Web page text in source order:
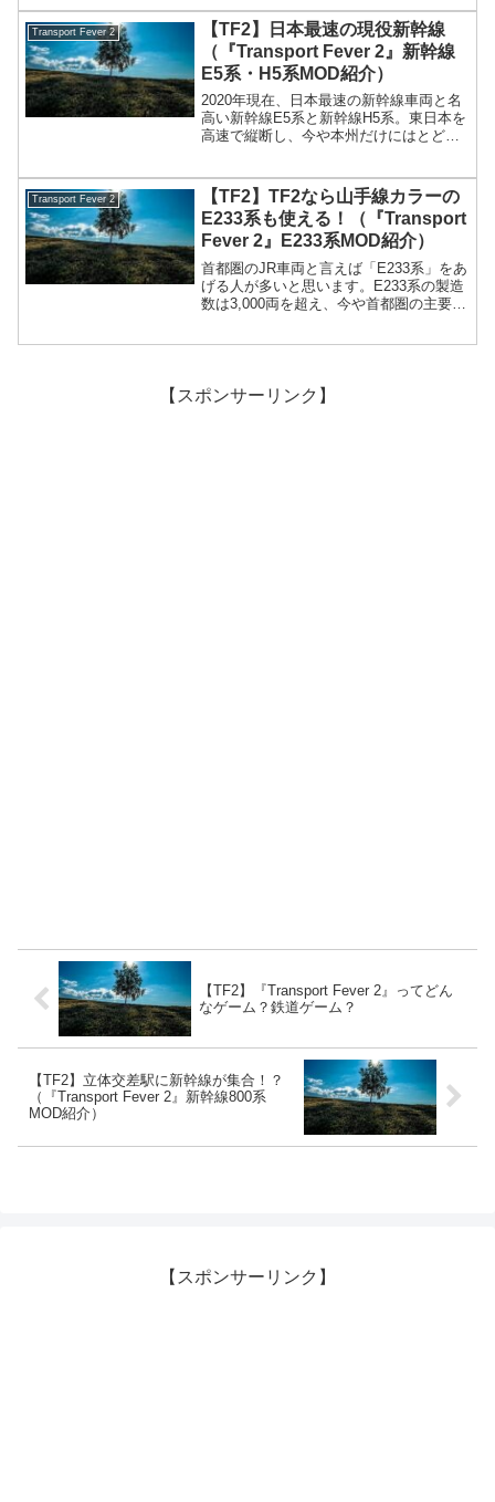
新幹線区間では引退しており、山陽新幹
線区間でこだま...
Transport Fever 2
【TF2】日本最速の現役新幹線
（『Transport Fever 2』新幹線
E5系・H5系MOD紹介）
2020年現在、日本最速の新幹線車両と名
高い新幹線E5系と新幹線H5系。東日本を
高速で縦断し、今や本州だけにはとどま
クラスのグランクラスも備え、速さと快
適さを兼ね備えて...
Transport Fever 2
【TF2】TF2なら山手線カラーの
E233系も使える！（『Transport
Fever 2』E233系MOD紹介）
首都圏のJR車両と言えば「E233系」をあ
げる人が多いと思います。E233系の製造
数は3,000両を超え、今や首都圏の主要駅
【スポンサーリンク】
【TF2】『Transport Fever 2』ってどん
なゲーム？鉄道ゲーム？
【TF2】立体交差駅に新幹線が集合！？
（『Transport Fever 2』新幹線800系
MOD紹介）
【スポンサーリンク】